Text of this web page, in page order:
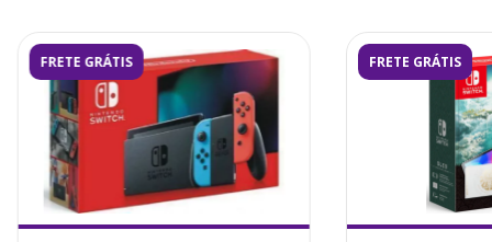
FRETE GRÁTIS FRETE GRÁTIS